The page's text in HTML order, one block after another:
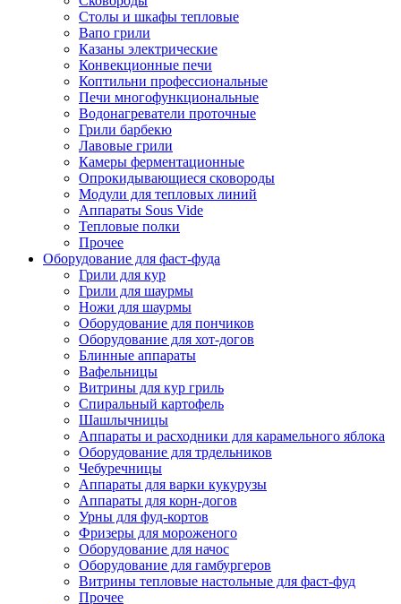
Столы и шкафы тепловые
Вапо грили
Казаны электрические
Конвекционные печи
Коптильни профессиональные
Печи многофункциональные
Водонагреватели проточные
Грили барбекю
Лавовые грили
Камеры ферментационные
Опрокидывающиеся сковороды
Модули для тепловых линий
Аппараты Sous Vide
Тепловые полки
Прочее
Оборудование для фаст-фуда
Грили для кур
Грили для шаурмы
Ножи для шаурмы
Оборудование для пончиков
Оборудование для хот-догов
Блинные аппараты
Вафельницы
Витрины для кур гриль
Спиральный картофель
Шашлычницы
Аппараты и расходники для карамельного яблока
Оборудование для трдельников
Чебуречницы
Аппараты для варки кукурузы
Аппараты для корн-догов
Урны для фуд-кортов
Фризеры для мороженого
Оборудование для начос
Оборудование для гамбургеров
Витрины тепловые настольные для фаст-фуд
Прочее